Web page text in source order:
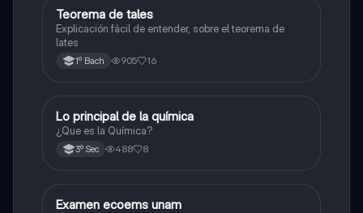
Matemáticas
Teorema de tales
Explicación fácil de entender, sobre el teorema de
lates
1º Bach 905 16
Química
Lo principal de la química
¿Que es la Química?
3º Sec 488 8
Español
Examen ecoems unam